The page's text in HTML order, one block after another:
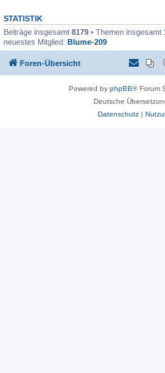
STATISTIK
Beiträge insgesamt 8179 • Themen insgesamt
neuestes Mitglied: Blume-209
Foren-Übersicht
Powered by phpBB® Forum
Deutsche
Datenschutz|